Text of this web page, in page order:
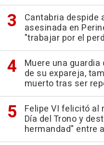
Cantabria despide
asesinada en
"trabajar por el
Muere una
de su expareja,
muerto tras ser
Felipe VI felicitó al
Día del Trono y
hermandad" entre